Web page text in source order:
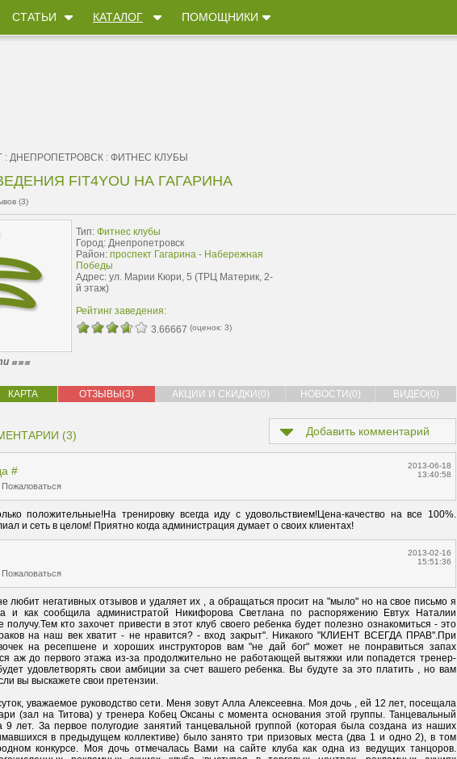
СТАТЬИ КАТАЛОГ ПОМОЩНИКИ
: ДНЕПРОПЕТРОВСК : ФИТНЕС КЛУБЫ
FIT4YOU НА ГАГАРИНА
(3)
Тип: Фитнес клубы
Город: Днепропетровск
Район: проспект Гагарина - Набережная
Победы
Адрес: ул. Марии Кюри, 5 (ТРЦ Материк, 2-
й этаж)
Рейтинг заведения:
3.66667 (оценок: 3)
КАРТА ОТЗЫВЫ(3) АКЦИИ И СКИДКИ(0) НОВОСТИ(0) ВИДЕО(0)
(3) Добавить комментарий
#
Пожаловаться
2013-06-18
13:40:58
положительные!На тренировку всегда иду с удовольствием!Цена-качество на все 100%.
и сеть в целом! Приятно когда администрация думает о своих клиентах!
Пожаловаться
2013-02-16
15:51:36
любит негативных отзывов и удаляет их , а обращаться просит на "мыло" но на свое письмо я
и как сообщила администратой Никифорова Светлана по распоряжению Евтух Наталии
кто захочет привести в этот клуб своего ребенка будет полезно ознакомиться - это
на наш век хватит - не нравится? - вход закрыт". Никакого "КЛИЕНТ ВСЕГДА ПРАВ".При
на ресепшене и хороших инструкторов вам "не дай бог" может не понравиться запах
аж до первого этажа из-за продолжительно не работающей вытяжки или попадется тренер-
удовлетворять свои амбиции за счет вашего ребенка. Вы будуте за это платить , но вам
(зал на Титова) у тренера Кобец Оксаны с момента основания этой группы. Танцевальный
9 лет. За первое полугодие занятий танцевальной группой (которая была создана из наших
в предыдущем коллективе) было занято три призовых места (два 1 и одно 2), в том
конкурсе. Моя дочь отмечалась Вами на сайте клуба как одна из ведущих танцоров.